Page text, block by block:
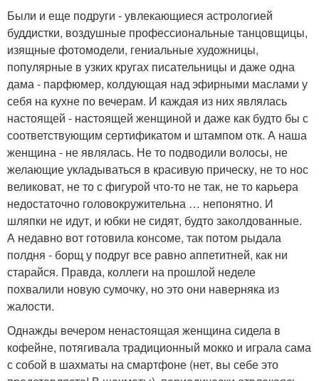
Были и еще подруги - увлекающиеся астрологией
буддистки, воздушные профессиональные танцовщицы,
изящные фотомодели, гениальные художницы,
популярные в узких кругах писательницы и даже одна
дама - парфюмер, колдующая над эфирными маслами у
себя на кухне по вечерам. И каждая из них являлась
настоящей - настоящей женщиной и даже как будто бы с
соответствующим сертификатом и штампом отк. А наша
женщина - не являлась. Не то подводили волосы, не
желающие укладываться в красивую прическу, не то нос
великоват, не то с фигурой что-то не так, не то карьера
недостаточно головокружительна … непонятно. И
шляпки не идут, и юбки не сидят, будто заколдованные.
А недавно вот готовила консоме, так потом рыдала
полдня - борщ у подруг все равно аппетитней, как ни
старайся. Правда, коллеги на прошлой неделе
похвалили новую сумочку, но это они наверняка из
жалости.
Однажды вечером ненастоящая женщина сидела в
кофейне, потягивала традиционный мокко и играла сама
с собой в шахматы на смартфоне (нет, вы себе это